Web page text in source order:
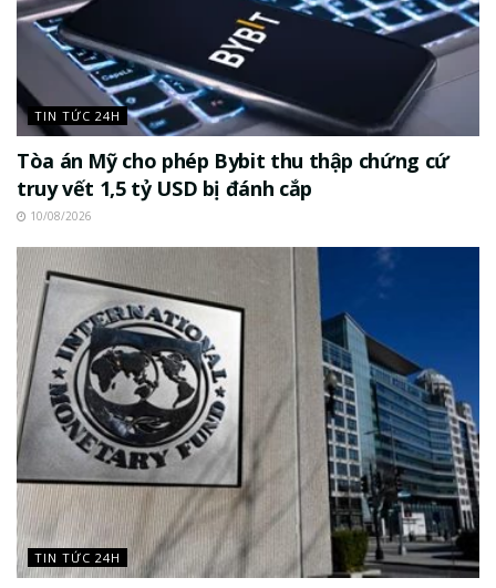
TIN TỨC 24H
Tòa án Mỹ cho phép Bybit thu thập chứng cứ
truy vết 1,5 tỷ USD bị đánh cắp
10/08/2026
TIN TỨC 24H